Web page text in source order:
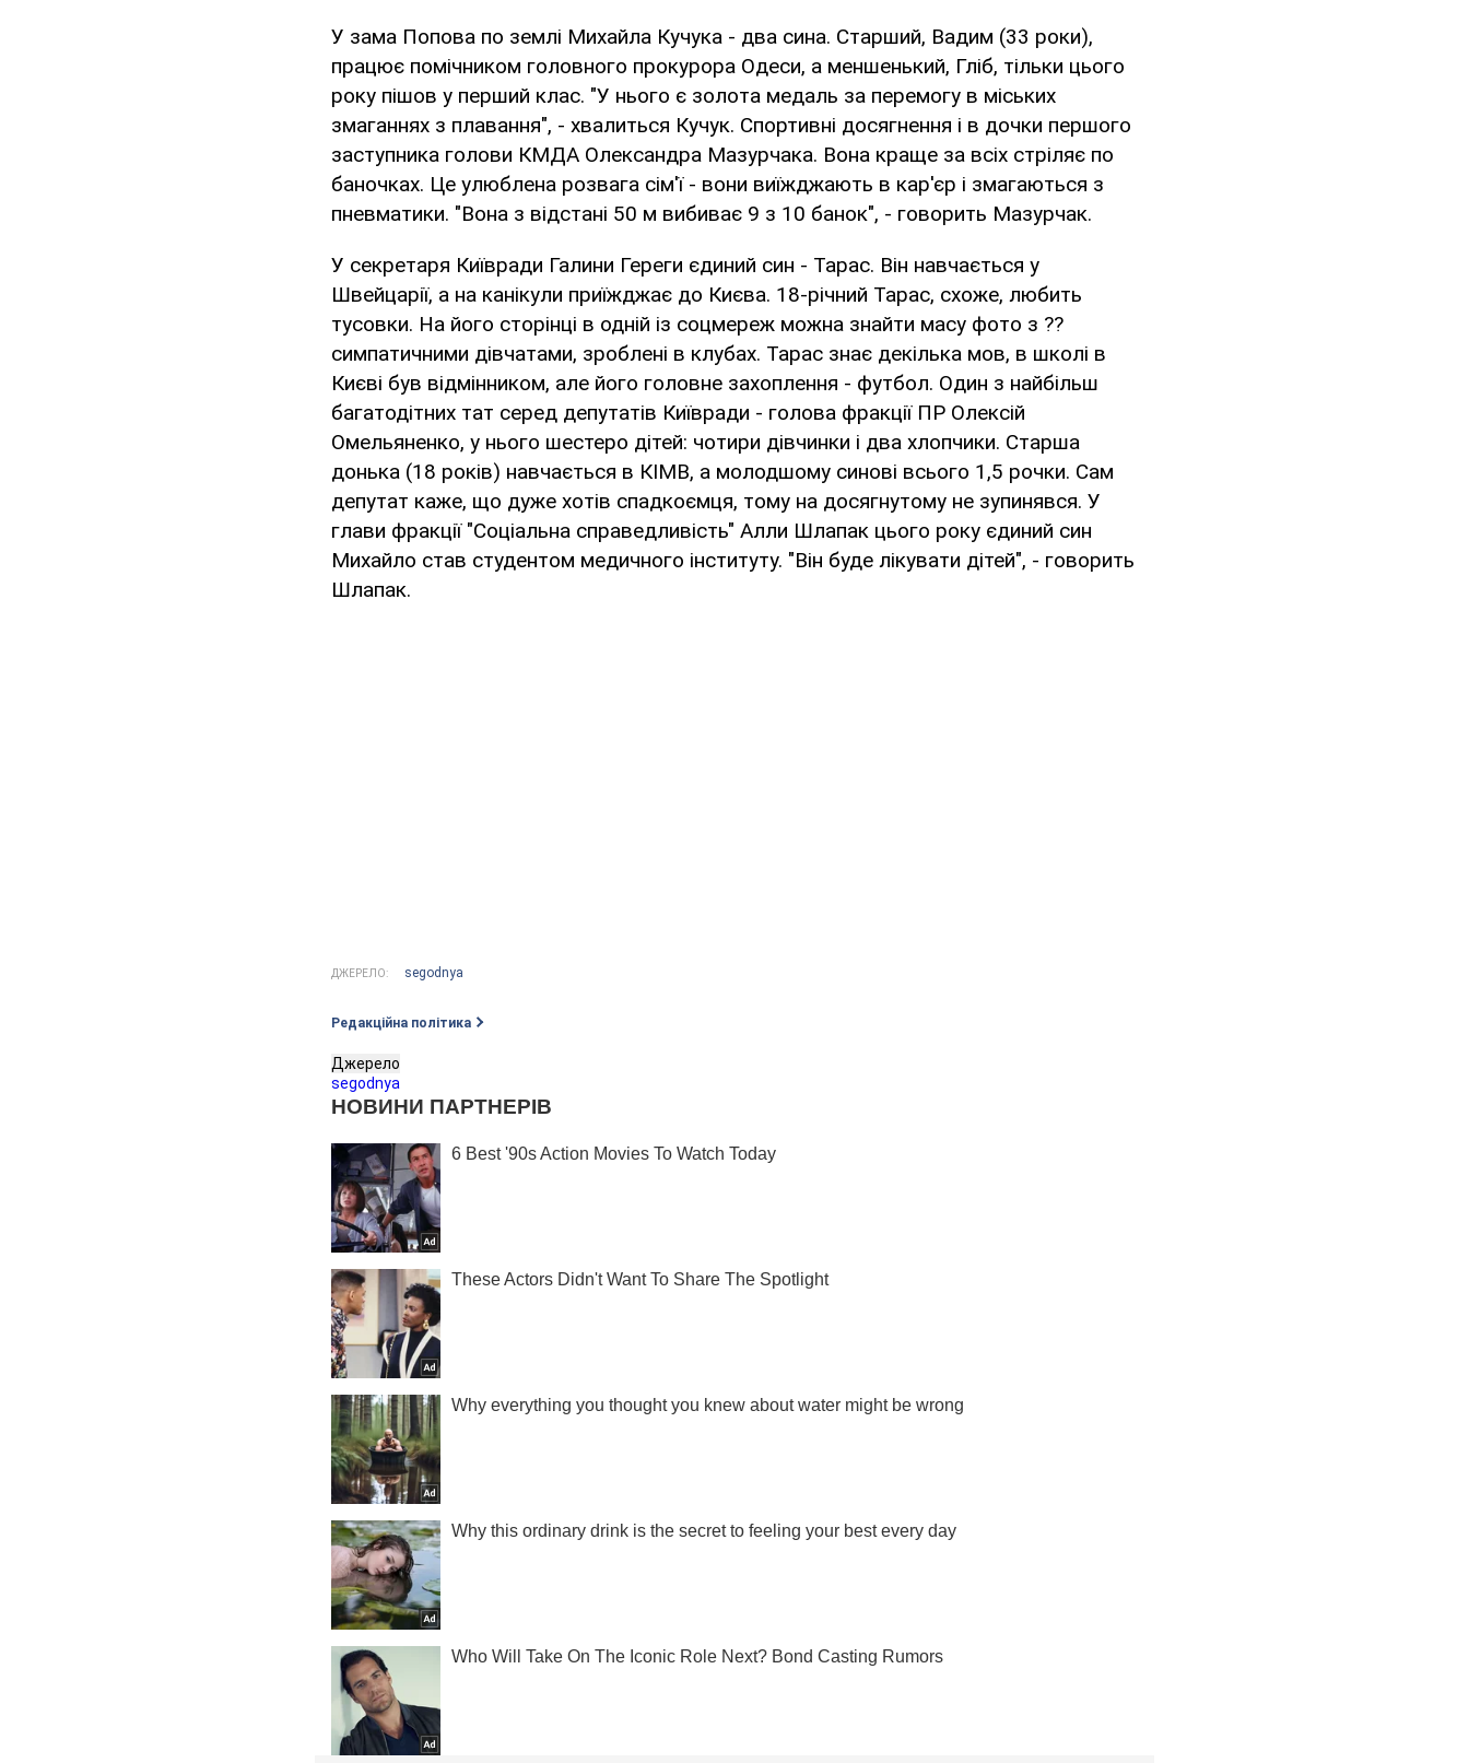
У зама Попова по землі Михайла Кучука - два сина. Старший, Вадим (33 роки),
працює помічником головного прокурора Одеси, а меншенький, Гліб, тільки цього
року пішов у перший клас. "У нього є золота медаль за перемогу в міських
змаганнях з плавання", - хвалиться Кучук. Спортивні досягнення і в дочки першого
заступника голови КМДА Олександра Мазурчака. Вона краще за всіх стріляє по
баночках. Це улюблена розвага сім'ї - вони виїжджають в кар'єр і змагаються з
пневматики. "Вона з відстані 50 м вибиває 9 з 10 банок", - говорить Мазурчак.
У секретаря Київради Галини Гереги єдиний син - Тарас. Він навчається у
Швейцарії, а на канікули приїжджає до Києва. 18-річний Тарас, схоже, любить
тусовки. На його сторінці в одній із соцмереж можна знайти масу фото з ??
симпатичними дівчатами, зроблені в клубах. Тарас знає декілька мов, в школі в
Києві був відмінником, але його головне захоплення - футбол. Один з найбільш
багатодітних тат серед депутатів Київради - голова фракції ПР Олексій
Омельяненко, у нього шестеро дітей: чотири дівчинки і два хлопчики. Старша
донька (18 років) навчається в КІМВ, а молодшому синові всього 1,5 рочки. Сам
депутат каже, що дуже хотів спадкоємця, тому на досягнутому не зупинявся. У
глави фракції "Соціальна справедливість" Алли Шлапак цього року єдиний син
Михайло став студентом медичного інституту. "Він буде лікувати дітей", - говорить
Шлапак.
ДЖЕРЕЛО: segodnya
Редакційна політика
Джерело
segodnya